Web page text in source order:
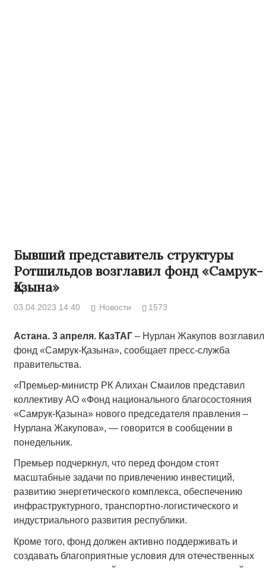
Бывший представитель структуры
Ротшильдов возглавил фонд «Самрук-
Қазына»
03.04.2023 14:40 Новости 1573
Астана. 3 апреля. КазТАГ – Нурлан Жакупов возглавил
фонд «Самрук-Қазына», сообщает пресс-служба
правительства.
«Премьер-министр РК Алихан Смаилов представил
коллективу АО «Фонд национального благосостояния
«Самрук-Қазына» нового председателя правления –
Нурлана Жакупова», — говорится в сообщении в
понедельник.
Премьер подчеркнул, что перед фондом стоят
масштабные задачи по привлечению инвестиций,
развитию энергетического комплекса, обеспечению
инфраструктурного, транспортно-логистического и
индустриального развития республики.
Кроме того, фонд должен активно поддерживать и
создавать благоприятные условия для отечественных